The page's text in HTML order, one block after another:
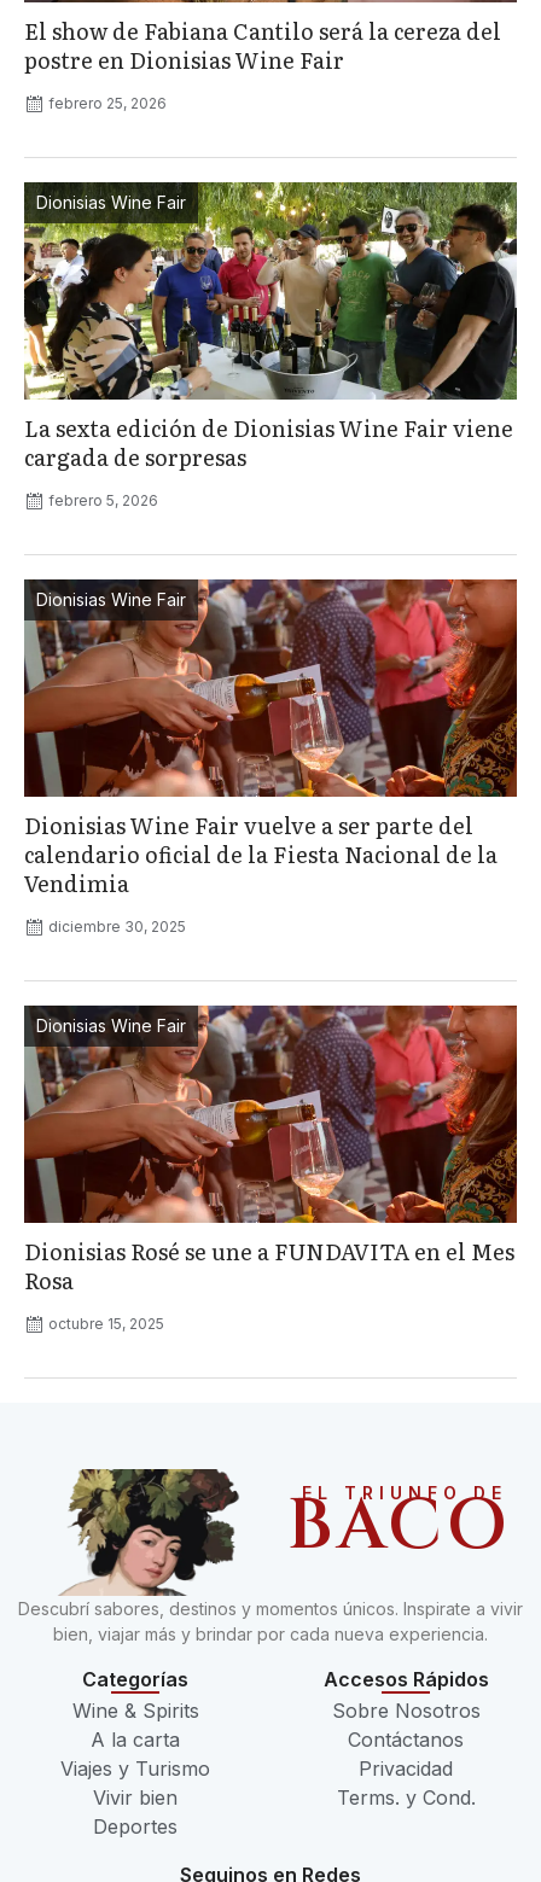
El show de Fabiana Cantilo será la cereza del
postre en Dionisias Wine Fair
febrero 25, 2026
Dionisias Wine Fair
La sexta edición de Dionisias Wine Fair viene
cargada de sorpresas
febrero 5, 2026
Dionisias Wine Fair
Dionisias Wine Fair vuelve a ser parte del
calendario oficial de la Fiesta Nacional de la
Vendimia
diciembre 30, 2025
Dionisias Wine Fair
Dionisias Rosé se une a FUNDAVITA en el Mes
Rosa
octubre 15, 2025
EL TRIUNFO DE
BACO
Descubrí sabores, destinos y momentos únicos. Inspirate a vivir
bien, viajar más y brindar por cada nueva experiencia.
Categorías
Wine & Spirits
A la carta
Viajes y Turismo
Vivir bien
Deportes
Accesos Rápidos
Sobre Nosotros
Contáctanos
Privacidad
Terms. y Cond.
Seguinos en Redes